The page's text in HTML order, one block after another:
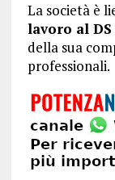
La società è
lavoro al
della sua
professionali.